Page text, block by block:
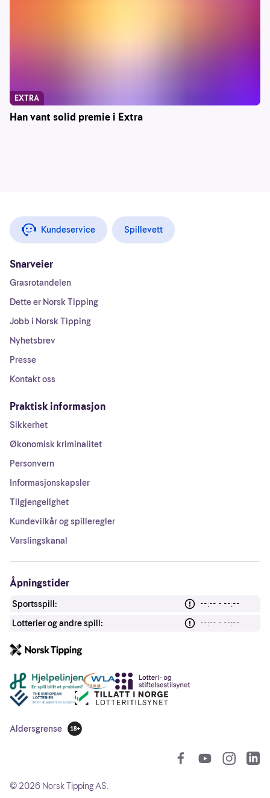
Han vant solid premie i Extra
EXTRA
Kundeservice Spillevett
Snarveier
Grasrotandelen
Dette er Norsk Tipping
Jobb i Norsk Tipping
Nyhetsbrev
Presse
Kontakt oss
Praktisk informasjon
Sikkerhet
Økonomisk kriminalitet
Personvern
Informasjonskapsler
Tilgjengelighet
Kundevilkår og spilleregler
Varslingskanal
Åpningstider
Sportsspill:
--:-- - --:--
Lotterier og andre spill:
--:-- - --:--
Andre lenker
Aldersgrense
18 år
© 2026 Norsk Tipping AS.